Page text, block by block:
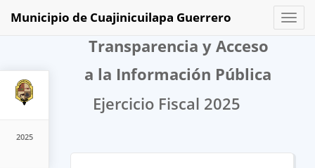
2025
Toggle
Municipio de Cuajinicuilapa Guerrero
Transparencia y Acceso
a la Información Pública
Ejercicio Fiscal 2025